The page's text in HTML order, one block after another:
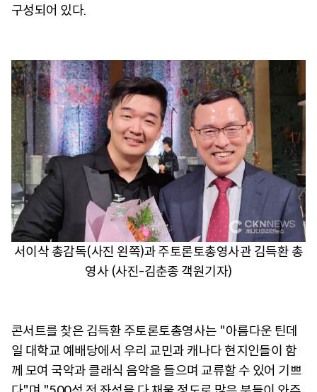
구성되어 있다.
서이삭 총감독(사진 왼쪽)과 주토론토총영사관 김득환 총
영사 (사진-김춘종 객원기자)
콘서트를 찾은 김득환 주토론토총영사는 "아름다운 틴데
일 대학교 예배당에서 우리 교민과 캐나다 현지인들이 함
께 모여 국악과 클래식 음악을 들으며 교류할 수 있어 기쁘